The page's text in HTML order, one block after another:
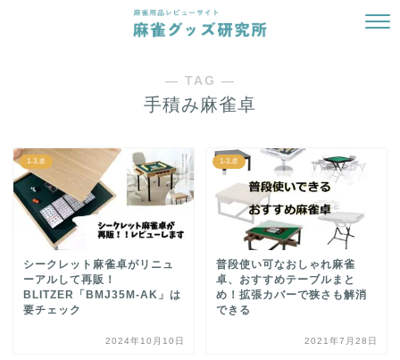
― TAG ―
手積み麻雀卓
1-3.卓
シークレット麻雀卓がリニュ
ーアルして再販！
BLITZER「BMJ35M-AK」は
要チェック
2024年10月10日
1-3.卓
普段使い可なおしゃれ麻雀
卓、おすすめテーブルまと
め！拡張カバーで狭さも解消
できる
2021年7月28日